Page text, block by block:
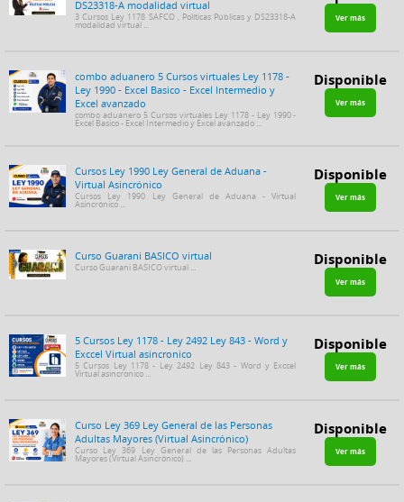
DS23318-A modalidad virtual
3 Cursos Ley 1178 SAFCO , Políticas Públicas y DS23318-A
modalidad virtual ...
Ver más
combo aduanero 5 Cursos virtuales Ley 1178 -
Ley 1990 - Excel Basico - Excel Intermedio y
Excel avanzado
combo aduanero 5 Cursos virtuales Ley 1178 - Ley 1990 -
Excel Basico - Excel Intermedio y Excel avanzado ...
Disponible
Ver más
Cursos Ley 1990 Ley General de Aduana -
Virtual Asincrónico
Cursos Ley 1990 Ley General de Aduana - Virtual
Asincrónico ...
Disponible
Ver más
Curso Guarani BASICO virtual
Curso Guarani BASICO virtual ... Disponible
Ver más
5 Cursos Ley 1178 - Ley 2492 Ley 843 - Word y
Exccel Virtual asincronico
5 Cursos Ley 1178 - Ley 2492 Ley 843 - Word y Exccel
Virtual asincronico ...
Disponible
Ver más
Curso Ley 369 Ley General de las Personas
Adultas Mayores (Virtual Asincrónico)
Curso Ley 369 Ley General de las Personas Adultas
Mayores (Virtual Asincrónico) ...
Disponible
Ver más